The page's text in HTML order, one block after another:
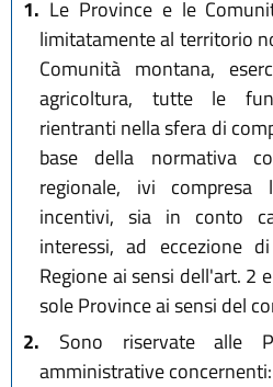
1. Le Province e le
limitatamente al territorio
Comunità montana,
agricoltura, tutte le
rientranti nella sfera di
base della normativa
regionale, ivi compresa
incentivi, sia in conto
interessi, ad eccezione
Regione ai sensi dell'art. 2
sole Province ai sensi del
2. Sono riservate alle
amministrative concernenti: